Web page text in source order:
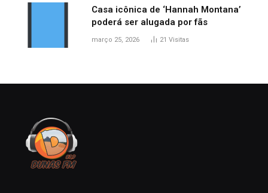
Casa icônica de ‘Hannah Montana’
poderá ser alugada por fãs
março 25, 2026 21 Visitas